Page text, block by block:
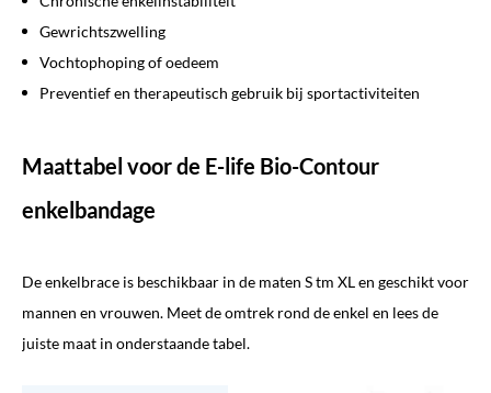
Gewrichtszwelling
Vochtophoping of oedeem
Preventief en therapeutisch gebruik bij sportactiviteiten
Maattabel voor de E-life Bio-Contour
enkelbandage
De enkelbrace is beschikbaar in de maten S tm XL en geschikt voor
mannen en vrouwen. Meet de omtrek rond de enkel en lees de
juiste maat in onderstaande tabel.